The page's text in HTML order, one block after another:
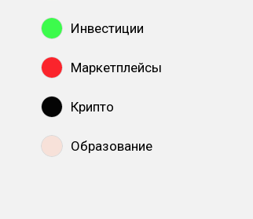
Инвестиции
Маркетплейсы
Крипто
Образование